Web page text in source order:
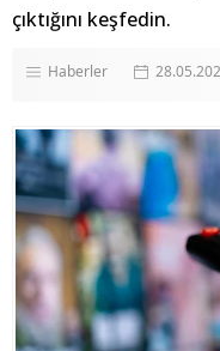
çıktığını keşfedin.
Haberler